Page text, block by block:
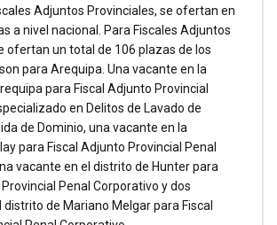
Adjuntos Provinciales, se ofertan en
a nivel nacional. Para Fiscales Adjuntos
ofertan un total de 106 plazas de los
para Arequipa. Una vacante en la
para Fiscal Adjunto Provincial
en Delitos de Lavado de
de Dominio, una vacante en la
para Fiscal Adjunto Provincial Penal
vacante en el distrito de Hunter para
Penal Corporativo y dos
de Mariano Melgar para Fiscal